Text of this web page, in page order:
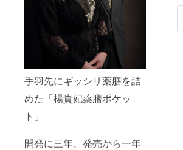
手羽先にギッシリ薬膳を詰
めた「楊貴妃薬膳ポケッ
ト」
開発に三年、発売から一年